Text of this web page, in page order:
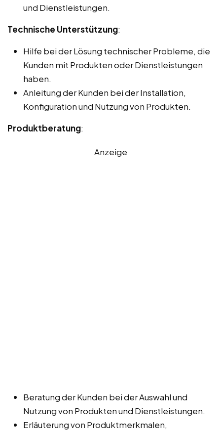
und Dienstleistungen.
Technische Unterstützung:
Hilfe bei der Lösung technischer Probleme, die
Kunden mit Produkten oder Dienstleistungen
haben.
Anleitung der Kunden bei der Installation,
Konfiguration und Nutzung von Produkten.
Produktberatung:
Anzeige
Beratung der Kunden bei der Auswahl und
Nutzung von Produkten und Dienstleistungen.
Erläuterung von Produktmerkmalen,